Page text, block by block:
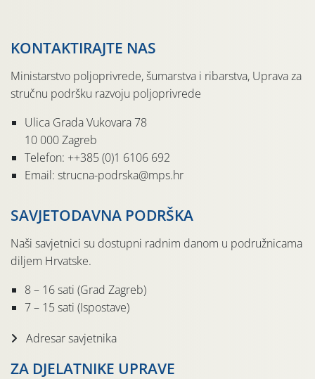
KONTAKTIRAJTE NAS
Ministarstvo poljoprivrede, šumarstva i ribarstva, Uprava za
stručnu podršku razvoju poljoprivrede
Ulica Grada Vukovara 78
10 000 Zagreb
Telefon: ++385 (0)1 6106 692
Email: strucna-podrska@mps.hr
SAVJETODAVNA PODRŠKA
Naši savjetnici su dostupni radnim danom u podružnicama
diljem Hrvatske.
8 – 16 sati (Grad Zagreb)
7 – 15 sati (Ispostave)
Adresar savjetnika
ZA DJELATNIKE UPRAVE